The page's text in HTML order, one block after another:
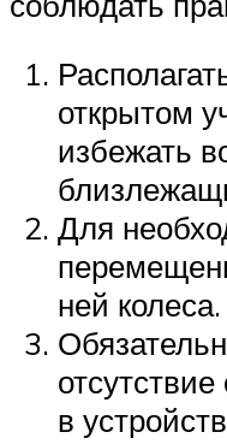
открытом
избежать
Для
ней колеса.
отсутствие
в